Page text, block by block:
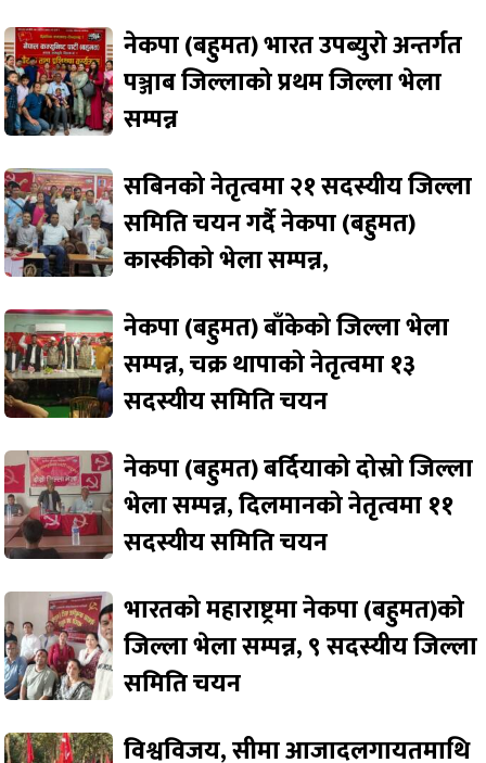
नेकपा (बहुमत) भारत उपब्युरो अन्तर्गत
पञ्जाब जिल्लाको प्रथम जिल्ला भेला
सम्पन्न
सबिनको नेतृत्वमा २१ सदस्यीय जिल्ला
समिति चयन गर्दै नेकपा (बहुमत)
कास्कीको भेला सम्पन्न,
नेकपा (बहुमत) बाँकेको जिल्ला भेला
सम्पन्न, चक्र थापाको नेतृत्वमा १३
सदस्यीय समिति चयन
नेकपा (बहुमत) बर्दियाको दोस्रो जिल्ला
भेला सम्पन्न, दिलमानको नेतृत्वमा ११
सदस्यीय समिति चयन
भारतको महाराष्ट्रमा नेकपा (बहुमत)को
जिल्ला भेला सम्पन्न, ९ सदस्यीय जिल्ला
समिति चयन
विश्वविजय, सीमा आजादलगायतमाथि